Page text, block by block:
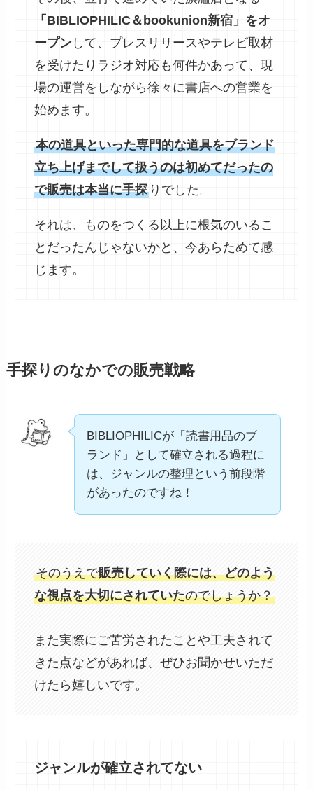
「BIBLIOPHILIC＆bookunion新宿」をオ
ープン して、プレスリリースやテレビ取材
を受けたりラジオ対応も何件かあって、現
場の運営をしながら徐々に書店への営業を
始めます。
本の道具といった専門的な道具をブランド
立ち上げまでして扱うのは初めてだったの
で販売は本当に手探 りでした。
それは、ものをつくる以上に根気のいるこ
とだったんじゃないかと、今あらためて感
じます。
手探りのなかでの販売戦略
BIBLIOPHILICが「読書用品のブ
ランド」として確立される過程に
は、ジャンルの整理という前段階
があったのですね！
そのうえで販売していく際には、どのよう
な視点を大切にされていたのでしょうか？
また実際にご苦労されたことや工夫されて
きた点などがあれば、ぜひお聞かせいただ
けたら嬉しいです。
ジャンルが確立されてない